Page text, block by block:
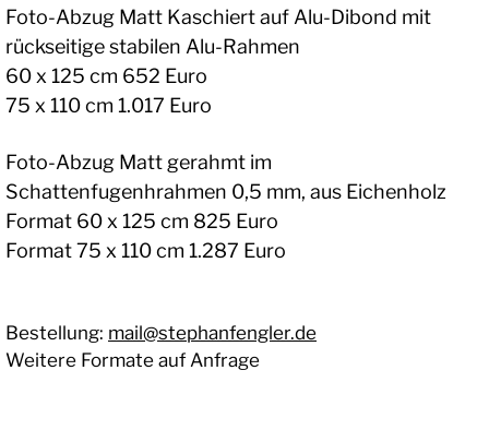
Foto-Abzug Matt Kaschiert auf Alu-Dibond mit
rückseitige stabilen Alu-Rahmen
60 x 125 cm 652 Euro
75 x 110 cm 1.017 Euro
Foto-Abzug Matt gerahmt im
Schattenfugenhrahmen 0,5 mm, aus Eichenholz
Format 60 x 125 cm 825 Euro
Format 75 x 110 cm 1.287 Euro
Bestellung: mail@stephanfengler.de
Weitere Formate auf Anfrage